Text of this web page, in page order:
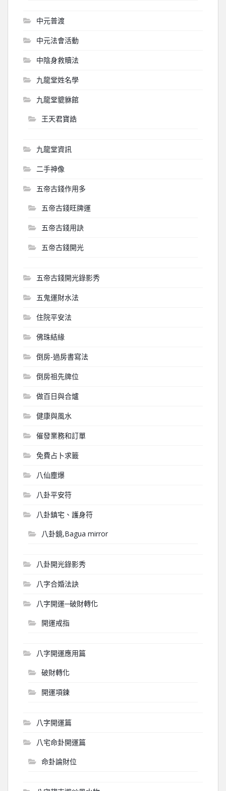
中元普渡
中元法會活動
中陰身救贖法
九龍堂姓名學
九龍堂貔貅館
王天君寶誥
九龍堂資訊
二手神像
五帝古錢作用多
五帝古錢旺牌運
五帝古錢用訣
五帝古錢開光
五帝古錢開光錄影秀
五鬼運財水法
住院平安法
佛珠結緣
倒房-過房書寫法
倒房祖先牌位
做百日與合爐
健康與風水
催發業務和訂單
免費占卜求籤
八仙塵爆
八卦平安符
八卦鎮宅、護身符
八卦鏡,Bagua mirror
八卦開光錄影秀
八字合婚法訣
八字開運─破財轉化
開運戒指
八字開運應用篇
破財轉化
開運項鍊
八字開運篇
八宅命卦開運篇
命卦論財位